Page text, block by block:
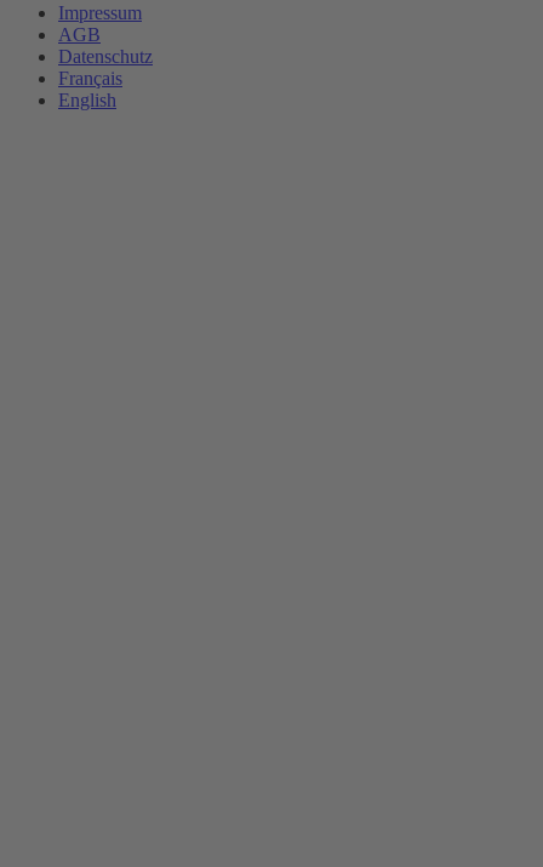
Impressum
AGB
Datenschutz
Français
English